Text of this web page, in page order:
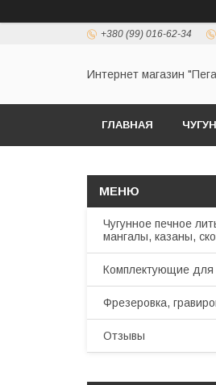
+380 (99) 016-62-34
Интернет магазин
ГЛАВНАЯ
Чугунное печное
мангалы, казаны,
Комплектующие для
Фрезеровка,
Отзывы